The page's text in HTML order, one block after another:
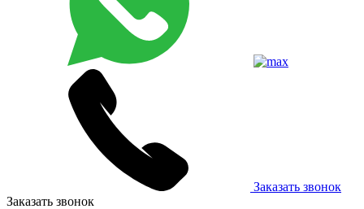
Заказать звонок
Заказать звонок